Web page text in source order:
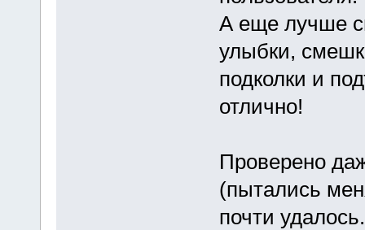
А еще лучше
улыбки,
подколки и
отлично!
Проверено
(пытались
почти